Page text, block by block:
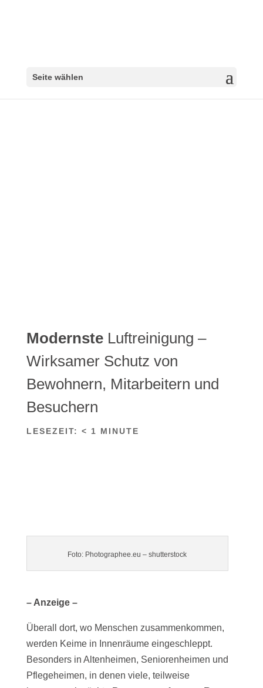
Seite wählen
ModernsteLuftreinigung –
Wirksamer Schutz von
Bewohnern, Mitarbeitern und
Besuchern
LESEZEIT: < 1 MINUTE
Foto: Photographee.eu – shutterstock
– Anzeige –
Überall dort, wo Menschen zusammenkommen,
werden Keime in Innenräume eingeschleppt.
Besonders in Altenheimen, Seniorenheimen und
Pflegeheimen, in denen viele, teilweise